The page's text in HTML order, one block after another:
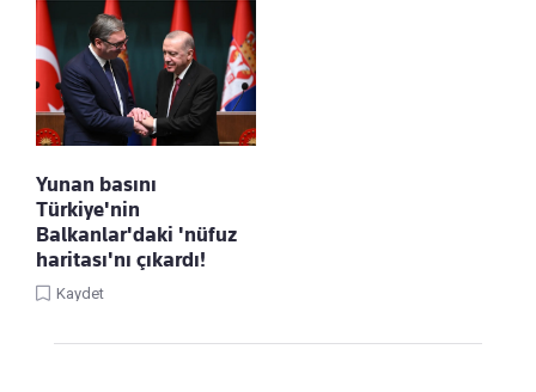
Yunan basını
Türkiye'nin
Balkanlar'daki 'nüfuz
haritası'nı çıkardı!
Kaydet